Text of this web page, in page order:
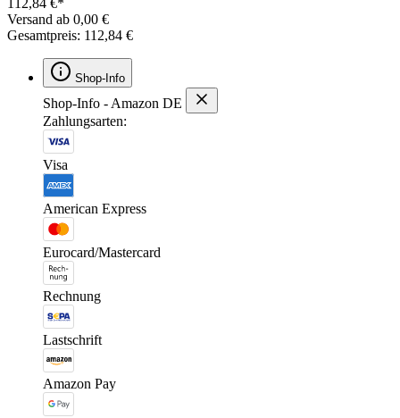
Versand ab 0,00 €
Gesamtpreis: 112,84 €
Shop-Info
Shop-Info - Amazon DE
Zahlungsarten:
Visa
American Express
Eurocard/Mastercard
Rechnung
Lastschrift
Amazon Pay